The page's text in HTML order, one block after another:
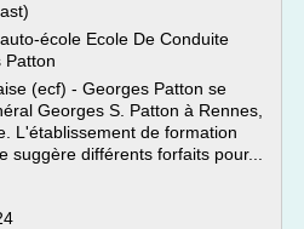
école Ecole De Conduite
Patton
(ecf) - Georges Patton se
Georges S. Patton à Rennes,
L'établissement de formation
suggère différents forfaits pour...